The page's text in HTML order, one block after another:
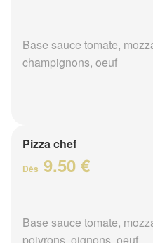
Base sauce tomate,
champignons, oeuf
Pizza chef
Dès 9.50 €
Base sauce tomate,
poivrons, oignons, oeuf